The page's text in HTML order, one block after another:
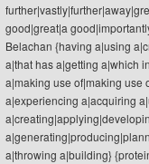
good|great|a
Belachan {having a|using
a|that has a|getting a|which
a|making use of|making
a|experiencing a|acquiring
a|throwing a|building}